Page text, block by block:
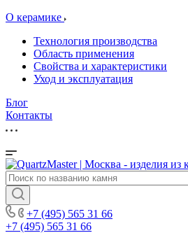
О керамике
Технология производства
Область применения
Свойства и характеристики
Уход и эксплуатация
Блог
Контакты
+7 (495) 565 31 66
+7 (495) 565 31 66